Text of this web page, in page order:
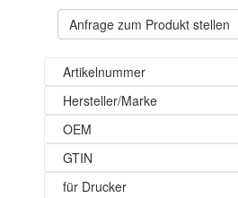
Anfrage zum Produkt stellen
Artikelnummer
Hersteller/Marke
OEM
GTIN
für Drucker